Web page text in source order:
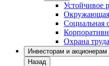
Устойчивое
Окружающая
Социальная
Охрана труда
Инвесторам и акционерам
Назад